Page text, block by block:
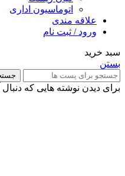
اتوماسیون اداری
علاقه مندی
ورود / ثبت نام
سبد خرید
بستن
برای دیدن نوشته هایی که